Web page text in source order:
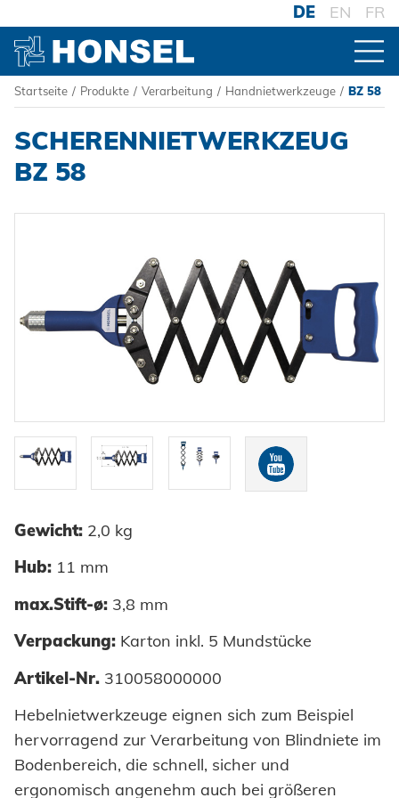
DE EN FR
PRODUKTE
Blindnietmuttern
Blindnietschrauben
Powertrain Fasteners
Stanzelemente
Industrieniete
Sonderteile
VERARBEITUNG
Akku-Nieter
Druckluftnietwerkzeuge
Handnietwerkzeuge
Automation
Prozessüberwachung
HONSEL
zur Übersicht
Honsel Umformtechnik
HONSEL-GRUPPE
zur Übersicht
HONSEL THEMEN
KOMPETENZ
FERTIGUNG
zur Übersicht
SERVICE
Startseite / Produkte / Verarbeitung / Handnietwerkzeuge / BZ 58
SCHERENNIETWERKZEUG
BZ 58
Gewicht: 2,0 kg
Hub: 11 mm
max.Stift-ø: 3,8 mm
Verpackung: Karton inkl. 5 Mundstücke
Artikel-Nr. 310058000000
Hebelnietwerkzeuge eignen sich zum Beispiel
hervorragend zur Verarbeitung von Blindniete im
Bodenbereich, die schnell, sicher und
ergonomisch angenehm auch bei größeren